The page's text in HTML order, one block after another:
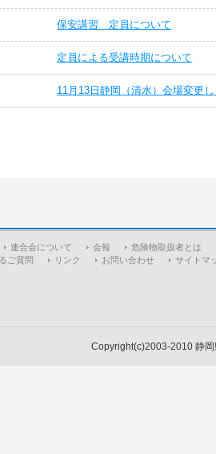
保安講習 定員について
定員による受講時期について
11月13日静岡（清水）会場変更
連合会について 会報
危険物取扱者とは
ご質問 リンク お問い合わせ サイトマ
Copyright(c)2003-2010 静